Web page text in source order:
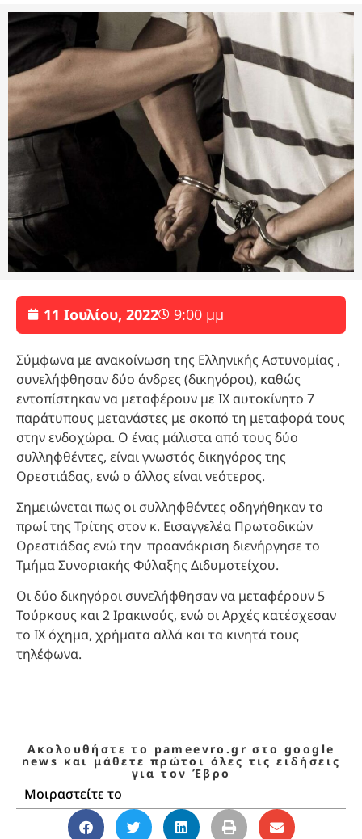
11 Ιουλίου, 2022 9:00 μμ
Σύμφωνα με ανακοίνωση της Ελληνικής Αστυνομίας ,
συνελήφθησαν δύο άνδρες (δικηγόροι), καθώς
εντοπίστηκαν να μεταφέρουν με ΙΧ αυτοκίνητο 7
παράτυπους μετανάστες με σκοπό τη μεταφορά τους
στην ενδοχώρα. Ο ένας μάλιστα από τους δύο
συλληφθέντες, είναι γνωστός δικηγόρος της
Ορεστιάδας, ενώ ο άλλος είναι νεότερος.
Σημειώνεται πως οι συλληφθέντες οδηγήθηκαν το
πρωί της Τρίτης στον κ. Εισαγγελέα Πρωτοδικών
Ορεστιάδας ενώ την προανάκριση διενήργησε το
Τμήμα Συνοριακής Φύλαξης Διδυμοτείχου.
Οι δύο δικηγόροι συνελήφθησαν να μεταφέρουν 5
Τούρκους και 2 Ιρακινούς, ενώ οι Αρχές κατέσχεσαν
το ΙΧ όχημα, χρήματα αλλά και τα κινητά τους
τηλέφωνα.
Ακολουθήστε το pameevro.gr στο google
news και μάθετε πρώτοι όλες τις ειδήσεις
για τον Έβρο
Μοιραστείτε το